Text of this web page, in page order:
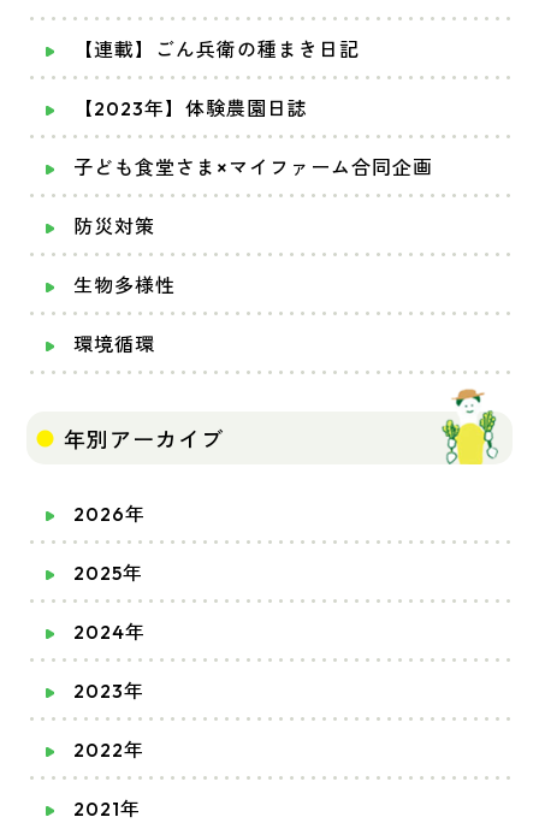
【連載】ごん兵衛の種まき日記
【2023年】体験農園日誌
子ども食堂さま×マイファーム合同企画
防災対策
生物多様性
環境循環
年別アーカイブ
2026年
2025年
2024年
2023年
2022年
2021年